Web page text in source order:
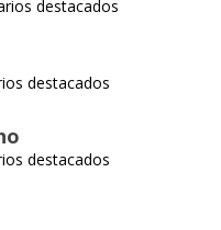
destacados
destacados
destacados